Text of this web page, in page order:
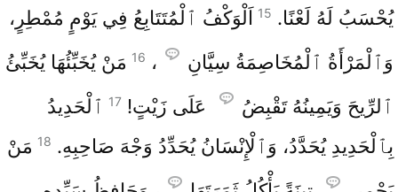
يُحْسَبُ لَهُ لَعْنًا. 15 اَلْوَكْفُ ٱلْمُتَتَابِعُ فِي يَوْمٍ مُمْطِرٍ،
وَٱلْمَرْأَةُ ٱلْمُخَاصِمَةُ سِيَّانِ
، 16 مَنْ يُخَبِّئُهَا يُخَبِّئُ
ٱلرِّيحَ وَيَمِينُهُ تَقْبِضُ
عَلَى زَيْتٍ! 17 ٱلْحَدِيدُ
بِٱلْحَدِيدِ يُحَدَّدُ، وَٱلْإِنْسَانُ يُحَدِّدُ وَجْهَ صَاحِبِهِ. 18 مَنْ